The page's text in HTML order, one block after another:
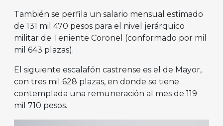
También se perfila un salario mensual estimado
de 131 mil 470 pesos para el nivel jerárquico
militar de Teniente Coronel (conformado por mil
mil 643 plazas).
El siguiente escalafón castrense es el de Mayor,
con tres mil 628 plazas, en donde se tiene
contemplada una remuneración al mes de 119
mil 710 pesos.